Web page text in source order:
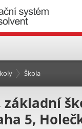
Škola
základní
5,